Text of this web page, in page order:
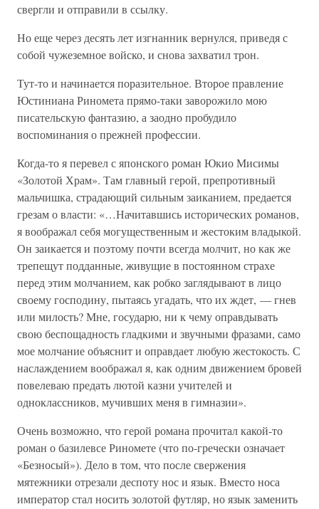
свергли и отправили в ссылку.
Но еще через десять лет изгнанник вернулся, приведя с
собой чужеземное войско, и снова захватил трон.
Тут-то и начинается поразительное. Второе правление
Юстиниана Риномета прямо-таки заворожило мою
писательскую фантазию, а заодно пробудило
воспоминания о прежней профессии.
Когда-то я перевел с японского роман Юкио Мисимы
«Золотой Храм». Там главный герой, препротивный
мальчишка, страдающий сильным заиканием, предается
грезам о власти: «…Начитавшись исторических романов,
я воображал себя могущественным и жестоким владыкой.
Он заикается и поэтому почти всегда молчит, но как же
трепещут подданные, живущие в постоянном страхе
перед этим молчанием, как робко заглядывают в лицо
своему господину, пытаясь угадать, что их ждет, — гнев
или милость? Мне, государю, ни к чему оправдывать
свою беспощадность гладкими и звучными фразами, само
мое молчание объяснит и оправдает любую жестокость. С
наслаждением воображал я, как одним движением бровей
повелеваю предать лютой казни учителей и
одноклассников, мучивших меня в гимназии».
Очень возможно, что герой романа прочитал какой-то
роман о базилевсе Риномете (что по-гречески означает
«Безносый»). Дело в том, что после свержения
мятежники отрезали деспоту нос и язык. Вместо носа
император стал носить золотой футляр, но язык заменить